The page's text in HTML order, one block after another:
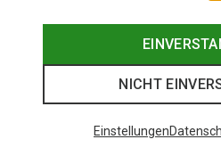
NICHT
Einstellungen